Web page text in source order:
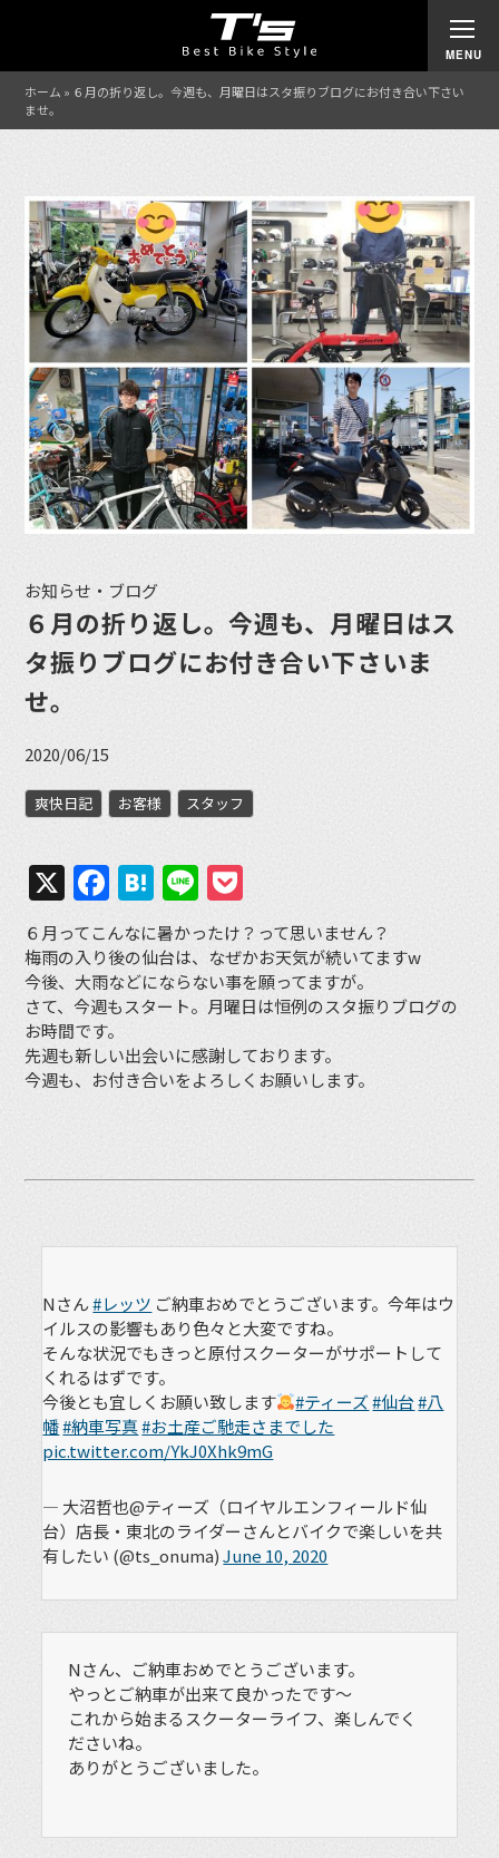
ホーム » ６月の折り返し。今週も、月曜日はスタ振りブログにお付き合い下さい
ませ。
お知らせ・ブログ
６月の折り返し。今週も、月曜日はス
タ振りブログにお付き合い下さいま
せ。
2020/06/15
爽快日記 お客様 スタッフ
X Facebook
Hatena
Line
６月ってこんなに暑かったけ？って思いません？
梅雨の入り後の仙台は、なぜかお天気が続いてますw
今後、大雨などにならない事を願ってますが。
さて、今週もスタート。月曜日は恒例のスタ振りブログの
お時間です。
先週も新しい出会いに感謝しております。
今週も、お付き合いをよろしくお願いします。
Nさん#レッツ ご納車おめでとうございます。今年はウ
イルスの影響もあり色々と大変ですね。
そんな状況でもきっと原付スクーターがサポートして
くれるはずです。
今後とも宜しくお願い致します
#ティーズ#仙台#八
幡#納車写真#お土産ご馳走さまでした
pic.twitter.com/YkJ0Xhk9mG
— 大沼哲也@ティーズ（ロイヤルエンフィールド仙
台）店長・東北のライダーさんとバイクで楽しいを共
有したい (@ts_onuma)June 10, 2020
Nさん、ご納車おめでとうございます。
やっとご納車が出来て良かったです〜
これから始まるスクーターライフ、楽しんでく
ださいね。
ありがとうございました。